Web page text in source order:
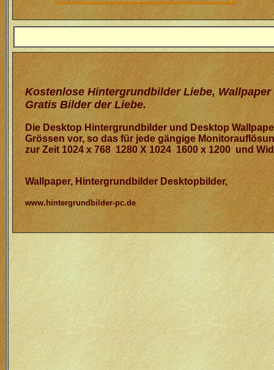
Kostenlose Hintergrundbilder Liebe,
Gratis Bilder der Liebe.
Die Desktop Hintergrundbilder und Desktop
Grössen vor, so das für jede gängige
zur Zeit 1024 x 768 1280 X 1024 1600 x 1200 und
Wallpaper, Hintergrundbilder Desktopbilder,
www.hintergrundbilder-pc.de